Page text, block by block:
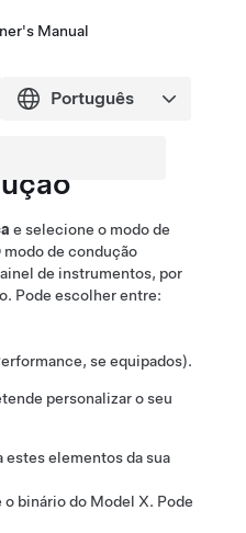
Manual
e selecione o modo de
de condução
de instrumentos, por
Pode escolher entre:
se equipados).
personalizar o seu
elementos da sua
o binário do Model X. Pode